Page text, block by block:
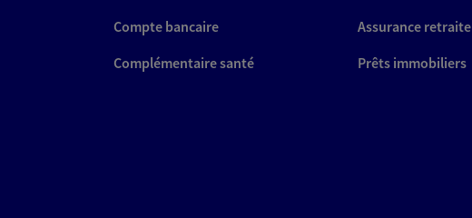
Compte bancaire
Assurance retraite
Complémentaire santé
Prêts immobiliers